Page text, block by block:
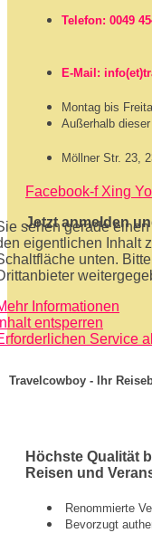
Telefon: 0049
E-Mail:
Montag bis
Außerhalb
Möllner Str. 23,
Facebook-f Xing
Jetzt anmelden
sehen gerade
eigentlichen Inhalt
unten.
Informationen
entsperren
Service
Travelcowboy - Ihr
Höchste Qualität
Reisen und
Renommierte
Bevorzugt